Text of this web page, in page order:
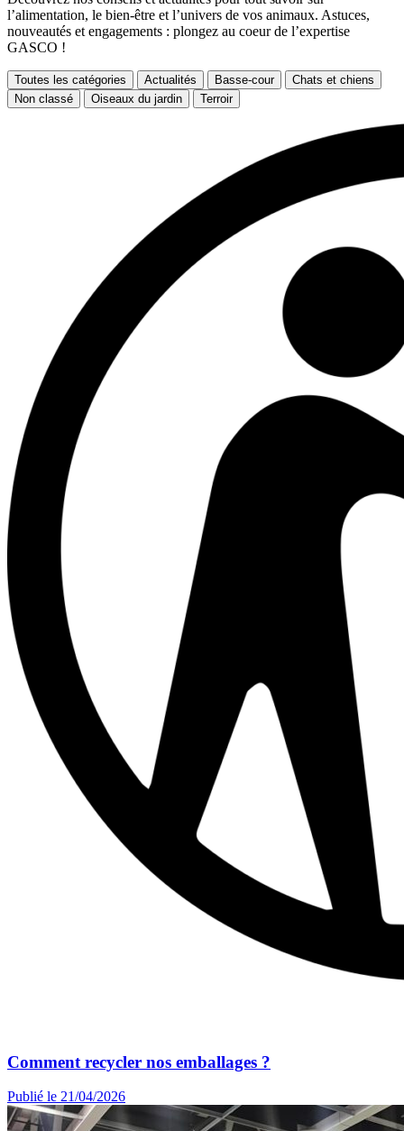
l’alimentation, le bien-être et l’univers de vos animaux. Astuces,
nouveautés et engagements : plongez au coeur de l’expertise
GASCO !
Toutes les catégories Actualités Basse-cour
Chats et chiens
Non classé
Oiseaux du jardin Terroir
Comment recycler nos emballages ?
Publié le 21/04/2026